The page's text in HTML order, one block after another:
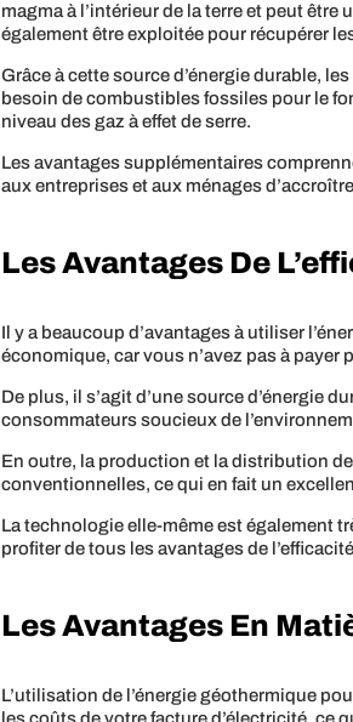
magma à l’intérieur de la terre et peut
également être exploitée pour récupérer
Grâce à cette source d’énergie durable,
besoin de combustibles fossiles pour le
niveau des gaz à effet de serre.
Les avantages supplémentaires
aux entreprises et aux ménages
Les Avantages De
Il y a beaucoup d’avantages à utiliser
économique, car vous n’avez pas à
De plus, il s’agit d’une source d’énergie
consommateurs soucieux de
En outre, la production et la distribution
conventionnelles, ce qui en fait un
La technologie elle-même est également
profiter de tous les avantages de
Les Avantages En
L’utilisation de l’énergie géothermique